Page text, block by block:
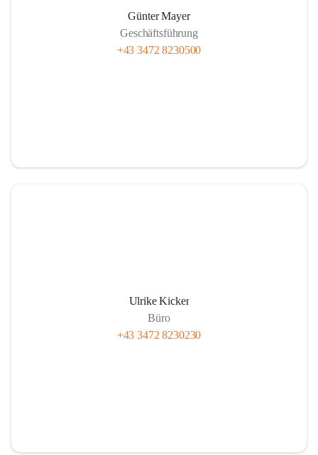
Günter Mayer
Geschäftsführung
+43 3472 8230500
Ulrike Kicker
Büro
+43 3472 8230230